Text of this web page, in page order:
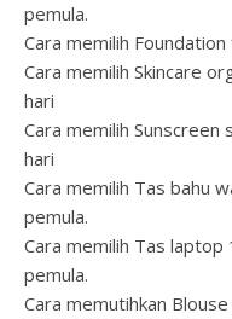
pemula.
Cara memilih
Cara memilih Skincare
hari
Cara memilih
hari
Cara memilih Tas bahu
pemula.
Cara memilih Tas laptop
pemula.
Cara memutihkan